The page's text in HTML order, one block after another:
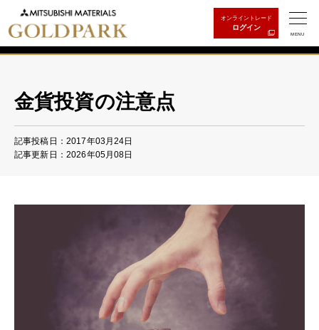
オンライントレード
ログイン
MENU
金貨投資の注意点
記事投稿日：2017年03月24日
記事更新日：2026年05月08日